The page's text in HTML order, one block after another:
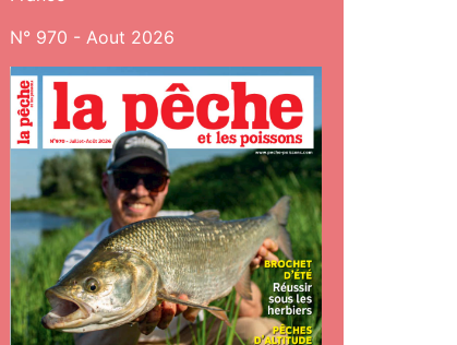
N° 970 - Aout 2026